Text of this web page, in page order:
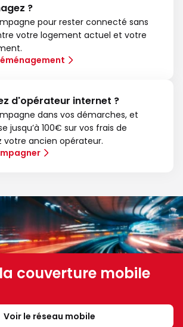
?
pour rester connecté sans
votre logement actuel et votre
d'opérateur internet ?
dans vos démarches, et
jusqu’à 100€ sur vos frais de
votre ancien opérateur.
couverture mobile
Voir le réseau mobile